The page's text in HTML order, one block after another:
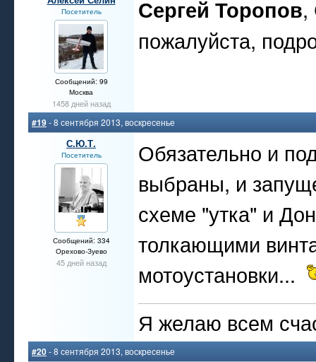
Посетитель
Сообщений: 99
Москва
1458 дней назад
Сергей Торопов,
пожалуйста,
#19- 8 сентября 2013, воскресенье
С.Ю.Т.
Посетитель
Сообщений: 334
Орехово-Зуево
45 дней назад
Обязательно и
выбраны, и
схеме "утка" и
толкающими
мотоустановки...
Я желаю всем
#20- 8 сентября 2013, воскресенье